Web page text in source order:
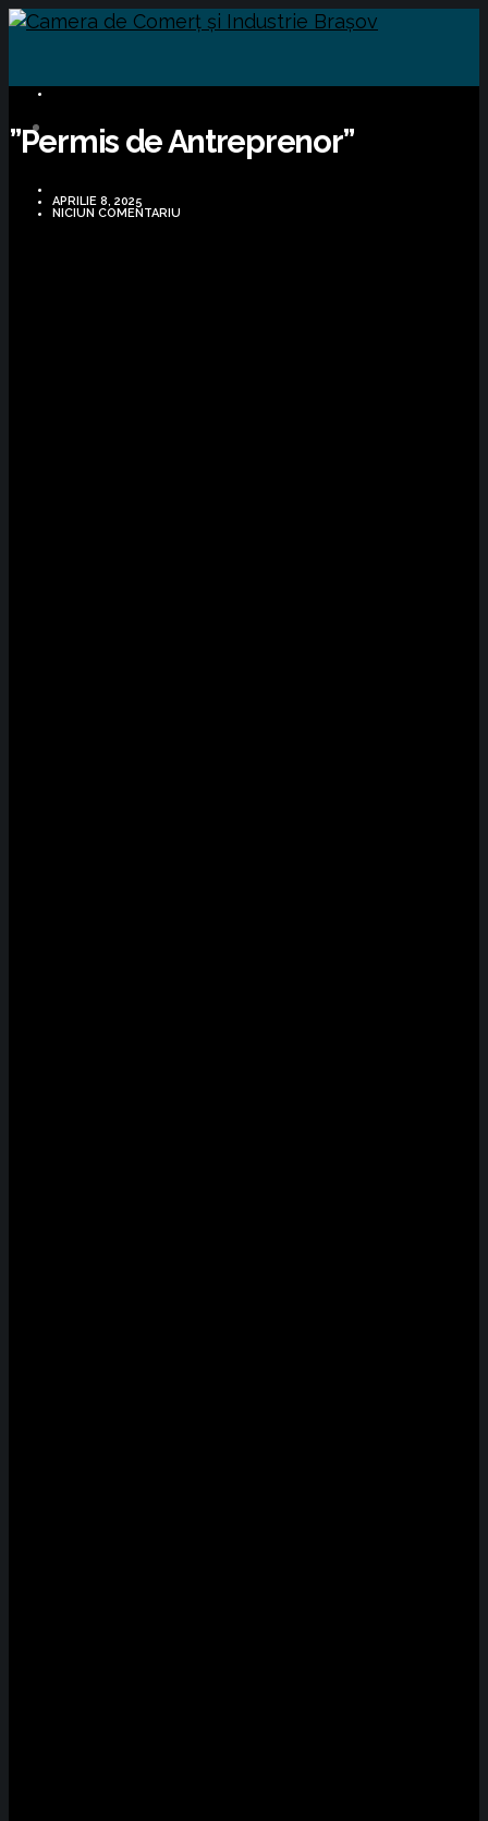
”Permis de Antreprenor”
APRILIE 8, 2025
NICIUN COMENTARIU